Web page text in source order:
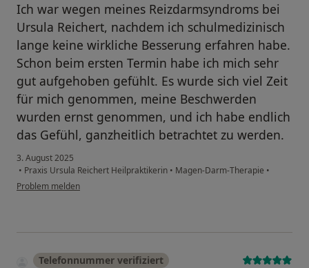
Ich war wegen meines Reizdarmsyndroms bei
Ursula Reichert, nachdem ich schulmedizinisch
lange keine wirkliche Besserung erfahren habe.
Schon beim ersten Termin habe ich mich sehr
gut aufgehoben gefühlt. Es wurde sich viel Zeit
für mich genommen, meine Beschwerden
wurden ernst genommen, und ich habe endlich
das Gefühl, ganzheitlich betrachtet zu werden.
3. August 2025
• Praxis Ursula Reichert Heilpraktikerin • Magen-Darm-Therapie •
Problem melden
Telefonnummer verifiziert